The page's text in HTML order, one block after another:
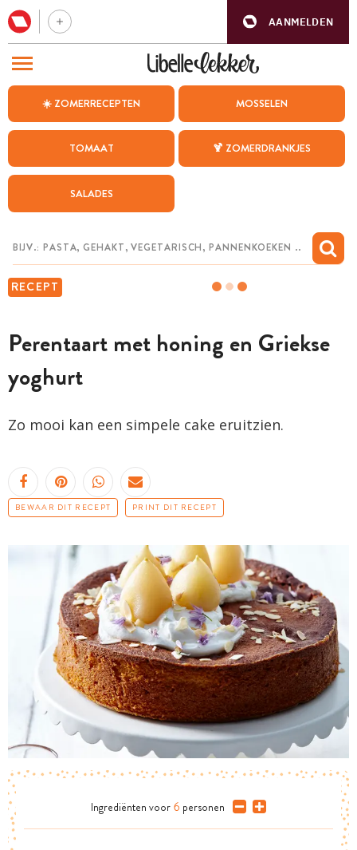
AANMELDEN
☀️ ZOMERRECEPTEN MOSSELEN
TOMAAT 🍹 ZOMERDRANKJES
SALADES
RECEPT
Perentaart met honing en Griekse
yoghurt
Zo mooi kan een simpele cake eruitzien.
BEWAAR DIT RECEPT PRINT DIT RECEPT
Ingrediënten voor 6 personen
BEZOEK ONZE ANDERE WEBSITES
WEEKMENU
CHAT MET MAIA
MIJN BEWAARDE RECEPTEN